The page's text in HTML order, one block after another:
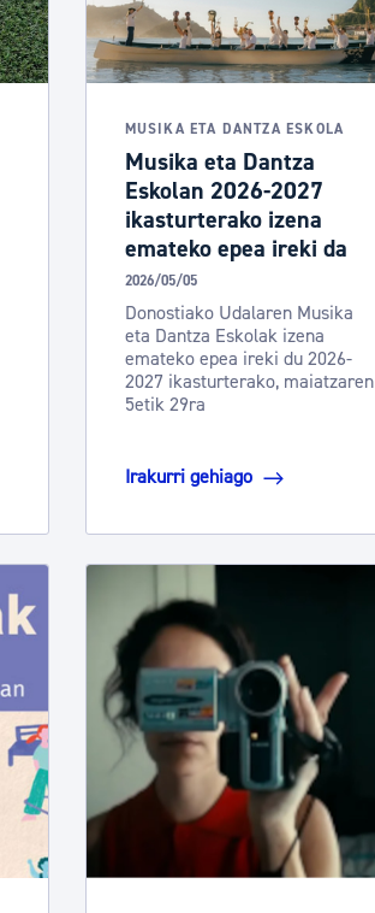
Aktualitatea
Albisteak
Kultur agenda
MUSIKA ETA DANTZA ESKOLA
Musika eta Dantza
Eskolan 2026-2027
ikasturterako izena
emateko epea ireki da
2026/05/05
Donostiako Udalaren Musika
eta Dantza Eskolak izena
emateko epea ireki du 2026-
2027 ikasturterako, maiatzaren
5etik 29ra
Irakurri gehiago